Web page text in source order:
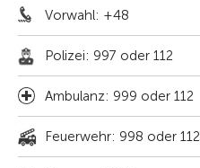
Vorwahl: +48
Polizei: 997 oder 112
Ambulanz: 999 oder 112
Feuerwehr: 998 oder 112